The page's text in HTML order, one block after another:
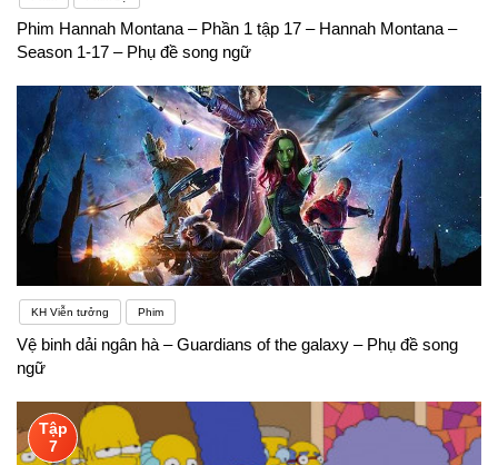
Phim Hannah Montana – Phần 1 tập 17 – Hannah Montana –
Season 1-17 – Phụ đề song ngữ
KH Viễn tưởng Phim
Vệ binh dải ngân hà – Guardians of the galaxy – Phụ đề song
ngữ
Tập
7